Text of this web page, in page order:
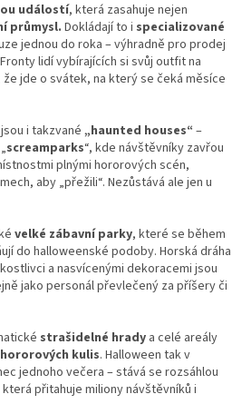
událostí, která zasahuje nejen
průmysl. Dokládají to i specializované
jednou do roka – výhradně pro prodej
lidí vybírajících si svůj outfit na
jde o svátek, na který se čeká měsíce
i takzvané „haunted houses“ –
screamparks“, kde návštěvníky zavřou
plnými hororových scén,
aby „přežili“. Nezůstává ale jen u
velké zábavní parky, které se během
do halloweenské podoby. Horská dráha
a nasvícenými dekoracemi jsou
jako personál převlečený za příšery či
strašidelné hrady a celé areály
hororových kulis. Halloween tak v
jednoho večera – stává se rozsáhlou
přitahuje miliony návštěvníků i